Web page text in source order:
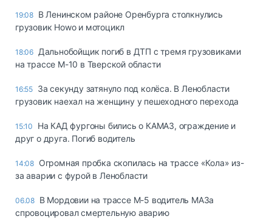
19:08 В Ленинском районе Оренбурга столкнулись
грузовик Howo и мотоцикл
18:06 Дальнобойщик погиб в ДТП с тремя грузовиками
на трассе М-10 в Тверской области
16:55 За секунду затянуло под колёса. В Ленобласти
грузовик наехал на женщину у пешеходного перехода
15:10
На КАД фургоны бились о КАМАЗ, ограждение и
друг о друга. Погиб водитель
14:08 Огромная пробка скопилась на трассе «Кола» из-
за аварии с фурой в Ленобласти
06.08 В Мордовии на трассе М-5 водитель МАЗа
спровоцировал смертельную аварию